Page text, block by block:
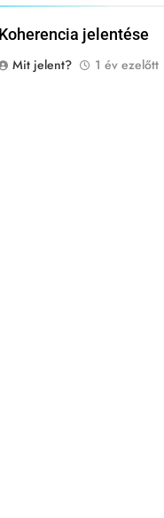
Koherencia jelentése
Mit jelent?
1 év ezelőtt